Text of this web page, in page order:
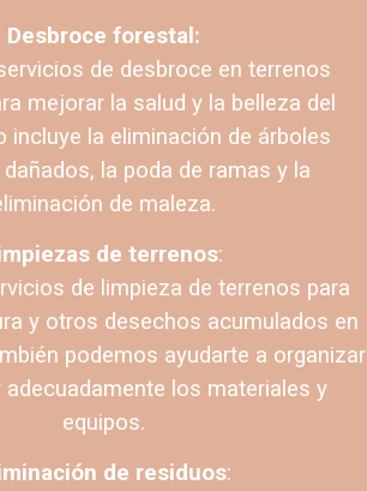
Desbroce forestal:
de desbroce en terrenos
mejorar la salud y la belleza del
incluye la eliminación de árboles
la poda de ramas y la
de maleza.
de terrenos:
de limpieza de terrenos para
y otros desechos acumulados en
podemos ayudarte a organizar
adecuadamente los materiales y
equipos.
de residuos: